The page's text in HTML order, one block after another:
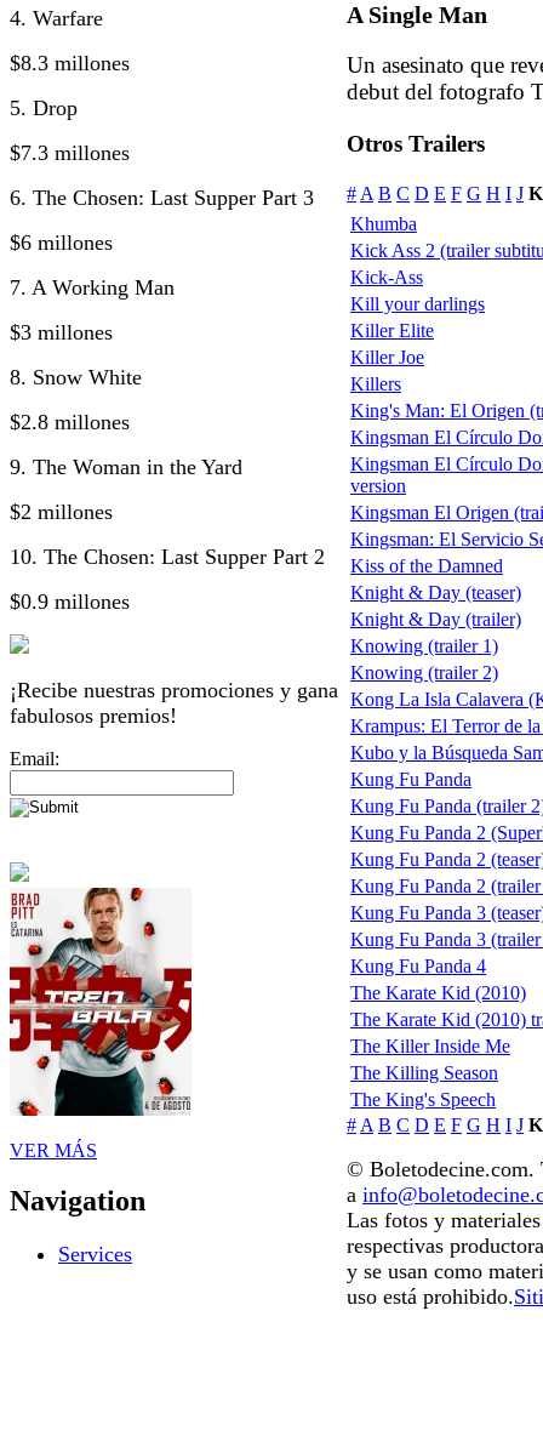
4. Warfare
$8.3 millones
5. Drop
$7.3 millones
6. The Chosen: Last Supper Part 3
$6 millones
7. A Working Man
$3 millones
8. Snow White
$2.8 millones
9. The Woman in the Yard
$2 millones
10. The Chosen: Last Supper Part 2
$0.9 millones
¡Recibe nuestras promociones y gana
fabulosos premios!
Email:
VER MÁS
Navigation
Services
A Single Man
Un asesinato que
debut del fotografo
Otros Trailers
# A B C D E F G H I J K
Khumba
Kick Ass 2 (trailer
Kick-Ass
Kill your darlings
Killer Elite
Killer Joe
Killers
King's Man: El Origen
Kingsman El Círculo
Kingsman El Círculo
version
Kingsman El Origen
Kingsman: El Servicio
Kiss of the Damned
Knight & Day (teaser)
Knight & Day (trailer)
Knowing (trailer 1)
Knowing (trailer 2)
Kong La Isla Calavera
Krampus: El Terror de
Kubo y la Búsqueda
Kung Fu Panda
Kung Fu Panda (trailer
Kung Fu Panda 2
Kung Fu Panda 2
Kung Fu Panda 2
Kung Fu Panda 3
Kung Fu Panda 3
Kung Fu Panda 4
The Karate Kid (2010)
The Karate Kid (2010)
The Killer Inside Me
The Killing Season
The King's Speech
# A B C D E F G H I J K
© Boletodecine.com.
a
Las fotos y
respectivas
y se usan como
uso está prohibido.